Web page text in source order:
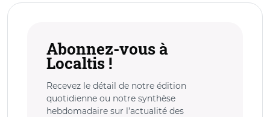
Abonnez-vous à
Localtis !
Recevez le détail de notre édition
quotidienne ou notre synthèse
hebdomadaire sur l’actualité des